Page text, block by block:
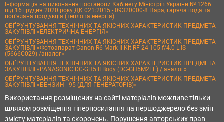
Інформація на виконання постанови Кабінету Міністрів України № 1266
від 16 грудня 2020 року ДК 021:2015 - 09320000-8 Пара, гаряча вода та
пов’язана продукція (теплова енергія)
ОБҐРУНТУВАННЯ ТЕХНІЧНИХ ТА ЯКІСНИХ ХАРАКТЕРИСТИК ПРЕДМЕТА
ЗАКУПІВЛІ «ЕЛЕКТРИЧНА ЕНЕРГІЯ»
ОБҐРУНТУВАННЯ ТЕХНІЧНИХ ТА ЯКІСНИХ ХАРАКТЕРИСТИК ПРЕДМЕТА
ЗАКУПІВЛІ «Фотоапарат Canon R6 Mark II Kit RF 24-105 f/4.0 L IS
(5666C029) /аналог»
ОБҐРУНТУВАННЯ ТЕХНІЧНИХ ТА ЯКІСНИХ ХАРАКТЕРИСТИК ПРЕДМЕТА
ЗАКУПІВЛІ «PANASONIC DC-GH5 II Body (DC-GH5M2EE) / аналог»
ОБҐРУНТУВАННЯ ТЕХНІЧНИХ ТА ЯКІСНИХ ХАРАКТЕРИСТИК ПРЕДМЕТА
ЗАКУПІВЛІ «БЕНЗИН - 95 (ДЛЯ ГЕНЕРАТОРІВ)»
Використання розміщених на сайті матеріалів можливе тільки
шляхом розміщення гіперпосилання на першоджерело без змін
змісту матеріалів та скорочень. Порушення авторських прав